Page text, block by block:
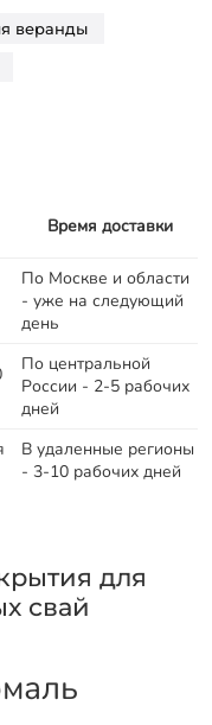
веранды
Время доставки
По Москве и области
- уже на следующий
день
По центральной
России - 2-5 рабочих
дней
В удаленные регионы
- 3-10 рабочих дней
для
свай